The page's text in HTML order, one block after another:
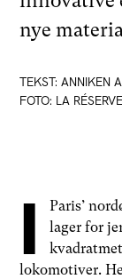
TEKST: ANNIKEN
FOTO: LA
nye
I
Paris’
lager for
lokomotiver.